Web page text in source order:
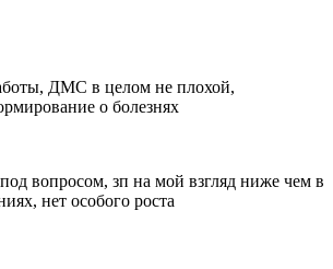
ДМС в целом не плохой,
о болезнях
вопросом, зп на мой взгляд ниже чем в
нет особого роста